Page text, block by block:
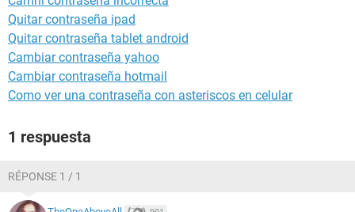
Quitar contraseña ipad
Quitar contraseña tablet android
Cambiar contraseña yahoo
Cambiar contraseña hotmail
Como ver una contraseña con asteriscos en celular
1 respuesta
RÉPONSE 1 / 1